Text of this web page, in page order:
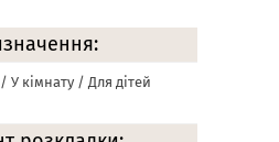
У кімнату / Для дітей